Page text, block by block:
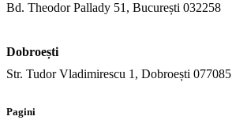
Bd. Theodor Pallady 51, București 032258
Dobroești
Str. Tudor Vladimirescu 1, Dobroești 077085
Pagini